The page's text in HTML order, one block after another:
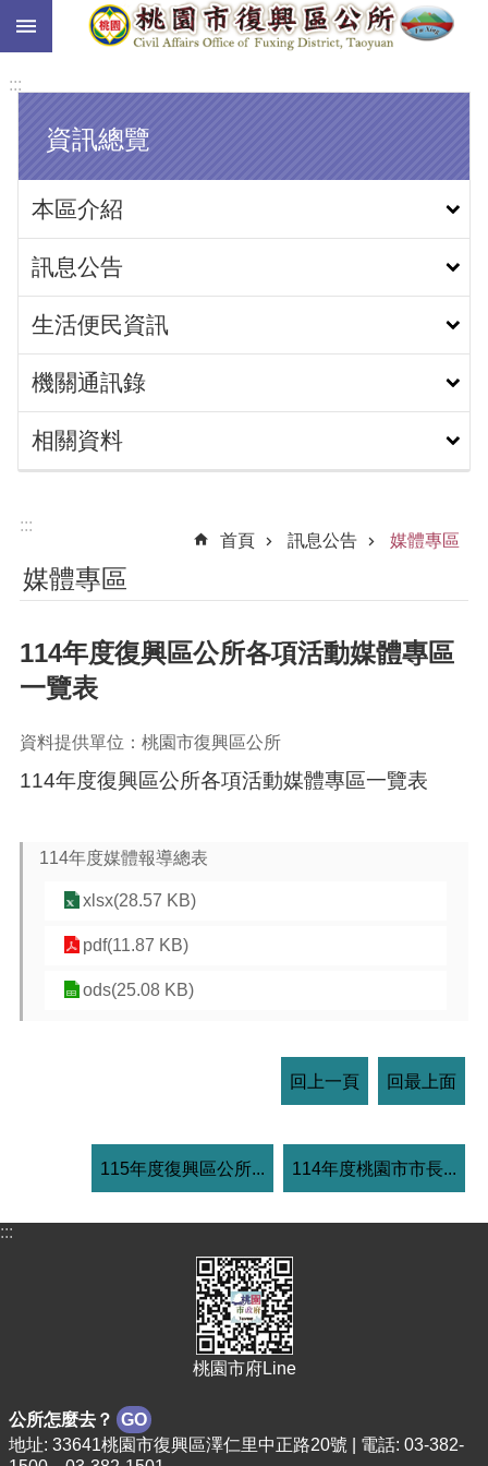
跳到主要內容區塊
:::
資訊總覽
本區介紹
訊息公告
生活便民資訊
機關通訊錄
相關資料
:::
首頁
訊息公告 媒體專區
媒體專區
114年度復興區公所各項活動媒體專區
一覽表
資料提供單位：桃園市復興區公所
114年度復興區公所各項活動媒體專區一覽表
114年度媒體報導總表
xlsx(28.57 KB)
pdf(11.87 KB)
ods(25.08 KB)
回上一頁 回最上面
115年度復興區公所... 114年度桃園市市長...
:::
桃園市府Line
公所怎麼去？ GO
地址: 33641桃園市復興區澤仁里中正路20號 | 電話: 03-382-